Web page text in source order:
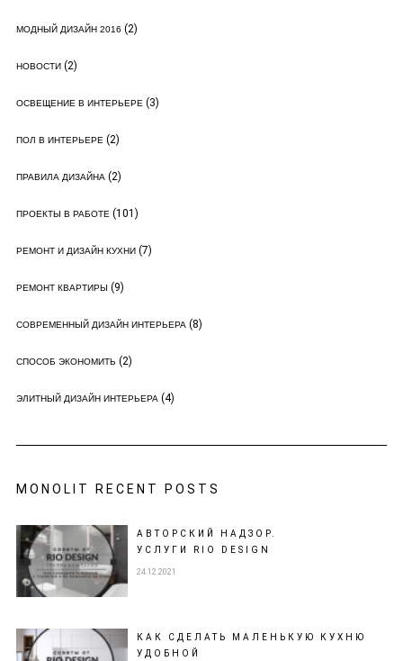
МОДНЫЙ ДИЗАЙН 2016 (2)
НОВОСТИ(2)
ОСВЕЩЕНИЕ В ИНТЕРЬЕРЕ(3)
ПОЛ В ИНТЕРЬЕРЕ(2)
ПРАВИЛА ДИЗАЙНА(2)
ПРОЕКТЫ В РАБОТЕ(101)
РЕМОНТ И ДИЗАЙН КУХНИ(7)
РЕМОНТ КВАРТИРЫ (9)
СОВРЕМЕННЫЙ ДИЗАЙН ИНТЕРЬЕРА(8)
СПОСОБ ЭКОНОМИТЬ (2)
ЭЛИТНЫЙ ДИЗАЙН ИНТЕРЬЕРА(4)
MONOLIT RECENT POSTS
АВТОРСКИЙ НАДЗОР.
УСЛУГИ RIO DESIGN
24.12.2021
КАК СДЕЛАТЬ МАЛЕНЬКУЮ КУХНЮ
УДОБНОЙ